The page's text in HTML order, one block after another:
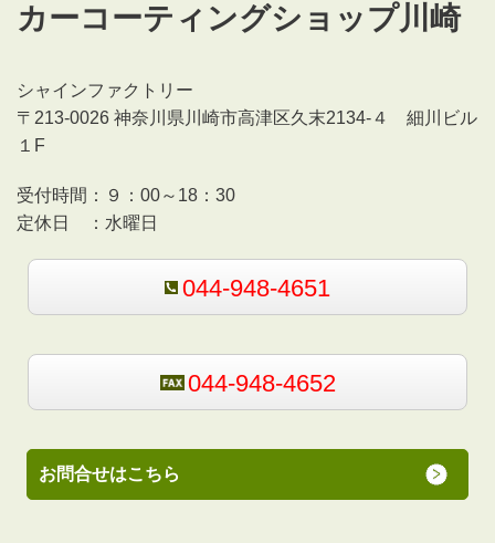
カーコーティングショップ川崎
シャインファクトリー
〒213-0026 神奈川県川崎市高津区久末2134-４ 細川ビル
１F
受付時間：
９：00～18：30
定休日 ： 水曜日
044-948-4651
044-948-4652
お問合せはこちら